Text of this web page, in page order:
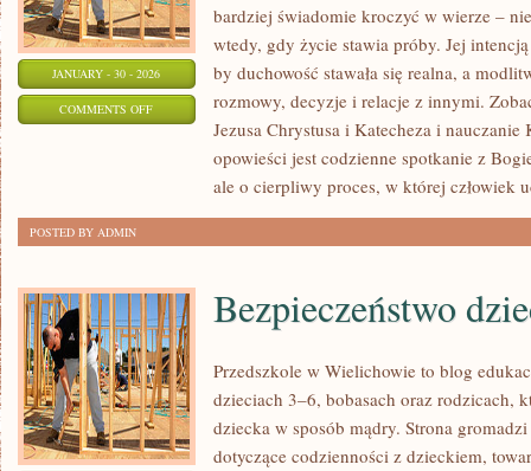
JANUARY - 30 - 2026
COMMENTS OFFON
CHRZEŚCIJAŃSKA
bardziej świadomie kroczyć w wierze –
wtedy, gdy życie stawia próby. Jej
by duchowość stawała się realna, a
rozmowy, decyzje i relacje z innymi.
Jezusa Chrystusa i Katecheza i nauczanie
opowieści jest codzienne spotkanie z
ale o cierpliwy proces, w której człowiek
POSTED BY ADMIN
Bezpieczeństwo
Przedszkole w Wielichowie to blog
dzieciach 3–6, bobasach oraz rodzicach,
dziecka w sposób mądry. Strona
dotyczące codzienności z dzieckiem,